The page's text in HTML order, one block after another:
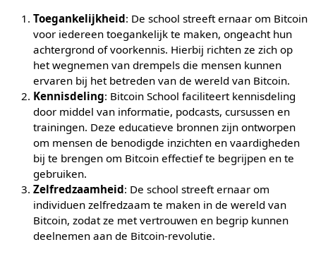
Toegankelijkheid: De school streeft ernaar om Bitcoin
voor iedereen toegankelijk te maken, ongeacht hun
achtergrond of voorkennis. Hierbij richten ze zich op
het wegnemen van drempels die mensen kunnen
ervaren bij het betreden van de wereld van Bitcoin.
Kennisdeling: Bitcoin School faciliteert kennisdeling
door middel van informatie, podcasts, cursussen en
trainingen. Deze educatieve bronnen zijn ontworpen
om mensen de benodigde inzichten en vaardigheden
bij te brengen om Bitcoin effectief te begrijpen en te
gebruiken.
Zelfredzaamheid: De school streeft ernaar om
individuen zelfredzaam te maken in de wereld van
Bitcoin, zodat ze met vertrouwen en begrip kunnen
deelnemen aan de Bitcoin-revolutie.